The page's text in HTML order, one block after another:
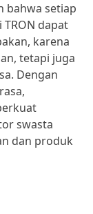
bahwa setiap
dapat
karena
tetapi juga
Dengan
swasta
dan produk